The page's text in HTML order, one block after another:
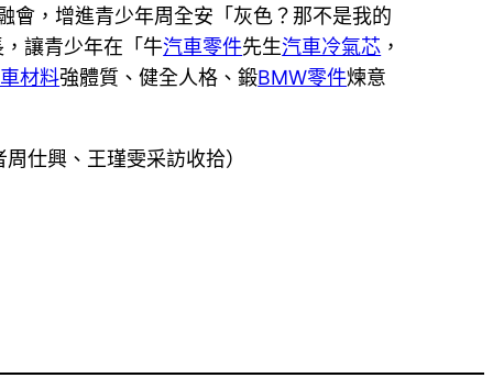
會，增進青少年周全安「灰色？那不是我的
讓青少年在「牛汽車零件先生汽車冷氣芯 ，
材料強體質、健全人格、鍛BMW零件煉意
仕興、王瑾雯采訪收拾）